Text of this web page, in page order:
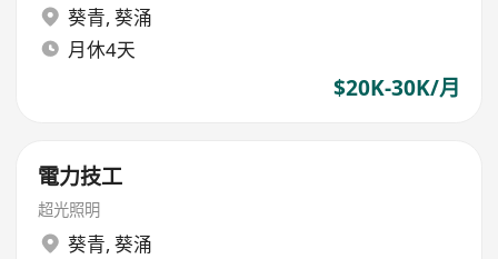
葵青, 葵涌
月休4天
$20K-30K/月
電力技工
超光照明
葵青, 葵涌